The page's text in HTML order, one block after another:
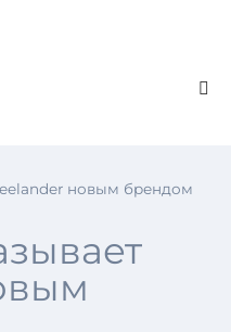
новым брендом